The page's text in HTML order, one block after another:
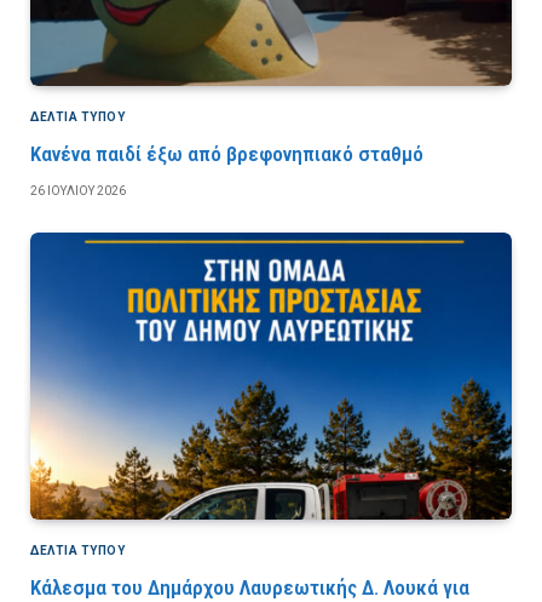
ΔΕΛΤΙΑ ΤΥΠΟΥ
Κανένα παιδί έξω από βρεφονηπιακό σταθμό
26 ΙΟΥΛΊΟΥ 2026
ΔΕΛΤΙΑ ΤΥΠΟΥ
Κάλεσμα του Δημάρχου Λαυρεωτικής Δ. Λουκά για